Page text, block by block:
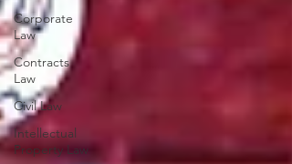
Corporate
Law
Contracts
Law
Civil Law
Intellectual
Property Law